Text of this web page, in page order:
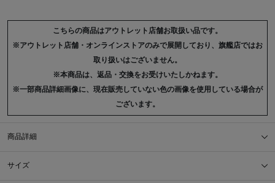
こちらの商品はアウトレット店舗お取扱い品です。
※アウトレット店舗・オンラインストアのみで展開しており、旗艦店ではお
取り扱いはございません。
※本商品は、返品・交換をお受けいたしかねます。
※一部商品詳細画像に、現在販売していない色の画像を使用している場合が
ございます。
商品詳細
サイズ